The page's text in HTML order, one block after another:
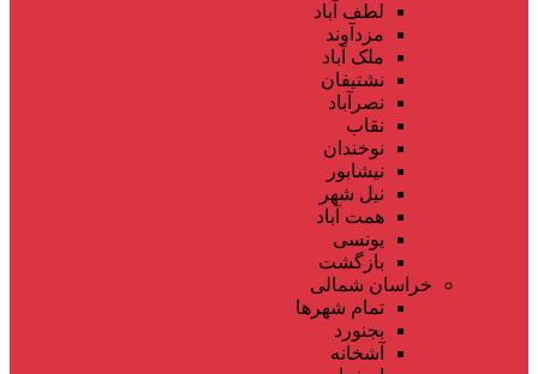
لطف آباد
مزدآوند
ملک آباد
نشتیفان
نصرآباد
نقاب
نوخندان
نیشابور
نیل شهر
همت آباد
یونسی
بازگشت
خراسان شمالی
تمام شهر‌ها
بجنورد
آشخانه